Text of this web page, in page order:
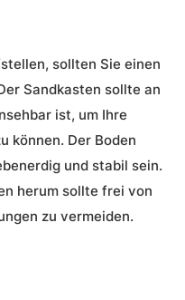
sollten Sie einen
Sandkasten sollte an
ist, um Ihre
können. Der Boden
und stabil sein.
herum sollte frei von
zu vermeiden.